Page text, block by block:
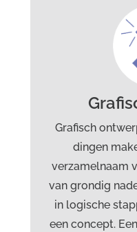
Grafisch
dingen
verzamelnaam
van grondig
in logische
een concept.